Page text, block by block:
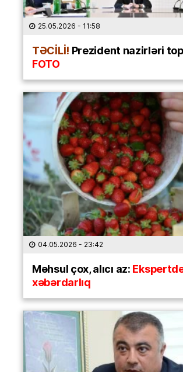
25.05.2026 - 11:58
TƏCİLİ! Prezident nazirləri
FOTO
04.05.2026 - 23:42
Məhsul çox, alıcı az:
xəbərdarlıq